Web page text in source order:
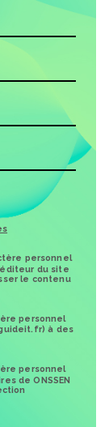
personnel
du site
le contenu
personnel
à des
personnel
de ONSSEN